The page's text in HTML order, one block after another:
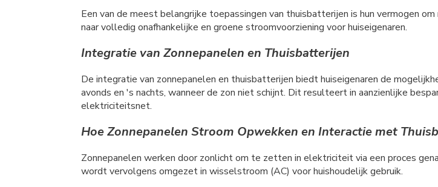
Een van de meest belangrijke toepassingen van thuisbatterijen is hun vermogen
naar volledig onafhankelijke en groene stroomvoorziening voor huiseigenaren.
Integratie van Zonnepanelen en Thuisbatterijen
De integratie van zonnepanelen en thuisbatterijen biedt huiseigenaren de
avonds en 's nachts, wanneer de zon niet schijnt. Dit resulteert in aanzienlijke
elektriciteitsnet.
Hoe Zonnepanelen Stroom Opwekken en Interactie met
Zonnepanelen werken door zonlicht om te zetten in elektriciteit via een proces
wordt vervolgens omgezet in wisselstroom (AC) voor huishoudelijk gebruik.